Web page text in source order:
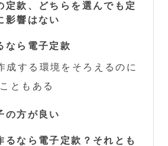
定款、どちらを選んでも定
影響はない
なら電子定款
成する環境をそろえるのに
ともある
の方が良い
るなら電子定款？それとも